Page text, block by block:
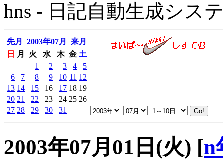
hns - 日記自動生成シス
先月 2003年07月
来月
日
月 火 水 木 金 土
1
2 3 4
5
6
7 8 9 10 11 12
13 14 15 16 17 18 19
20 21 22 23 24 25 26
27 28 29 30 31
2003年07月01日(火) [n